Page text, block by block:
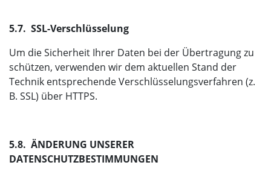
5.7. SSL-Verschlüsselung
Um die Sicherheit Ihrer Daten bei der Übertragung zu
schützen, verwenden wir dem aktuellen Stand der
Technik entsprechende Verschlüsselungsverfahren (z.
B. SSL) über HTTPS.
5.8. ÄNDERUNG UNSERER
DATENSCHUTZBESTIMMUNGEN